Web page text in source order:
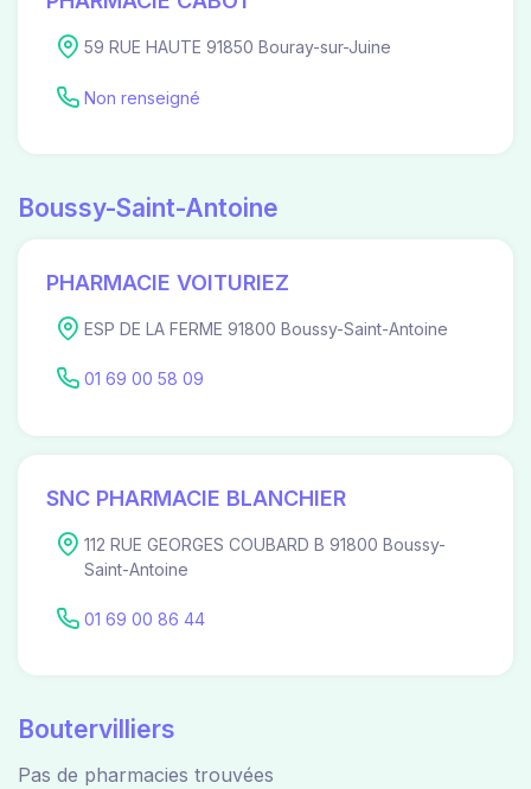
59 RUE HAUTE 91850 Bouray-sur-Juine
Non renseigné
Boussy-Saint-Antoine
PHARMACIE VOITURIEZ
ESP DE LA FERME 91800 Boussy-Saint-Antoine
01 69 00 58 09
SNC PHARMACIE BLANCHIER
112 RUE GEORGES COUBARD B 91800 Boussy-
Saint-Antoine
01 69 00 86 44
Boutervilliers
Pas de pharmacies trouvées